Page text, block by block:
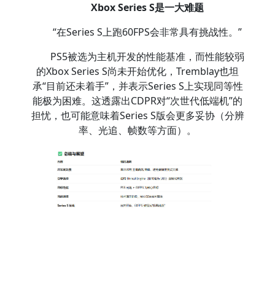
Xbox Series S是一大难题
“在Series S上跑60FPS会非常具有挑战性。”
PS5被选为主机开发的性能基准，而性能较弱
的Xbox Series S尚未开始优化，Tremblay也坦
承“目前还未着手”，并表示Series S上实现同等性
能极为困难。这透露出CDPR对“次世代低端机”的
担忧，也可能意味着Series S版会更多妥协（分辨
率、光追、帧数等方面）。